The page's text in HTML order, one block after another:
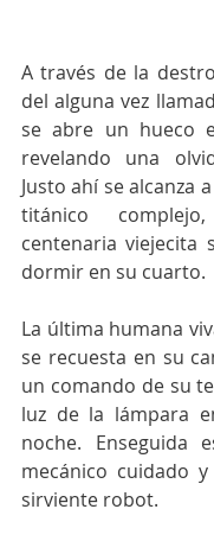
A través de la
del alguna vez
se abre un hueco
revelando una
Justo ahí se alcanza
titánico
centenaria viejecita
dormir en su cuarto.
La última humana
se recuesta en su
un comando de su
luz de la lámpara
noche. Enseguida
mecánico cuidado
sirviente robot.